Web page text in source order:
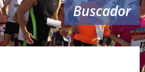
▼
▼
Buscador
carreras por las playas